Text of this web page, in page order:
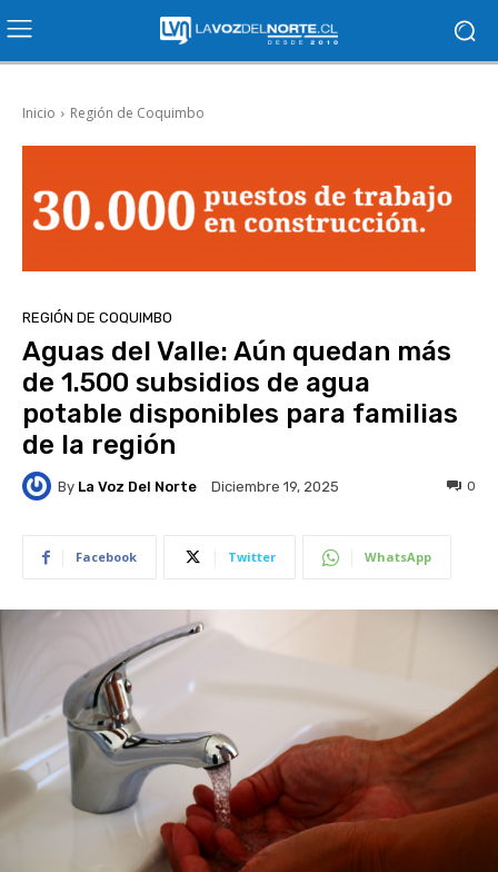
Inicio Región de Coquimbo
REGIÓN DE COQUIMBO
Aguas del Valle: Aún quedan más
de 1.500 subsidios de agua
potable disponibles para familias
de la región
By La Voz Del Norte Diciembre 19, 2025 0
Facebook Twitter WhatsApp